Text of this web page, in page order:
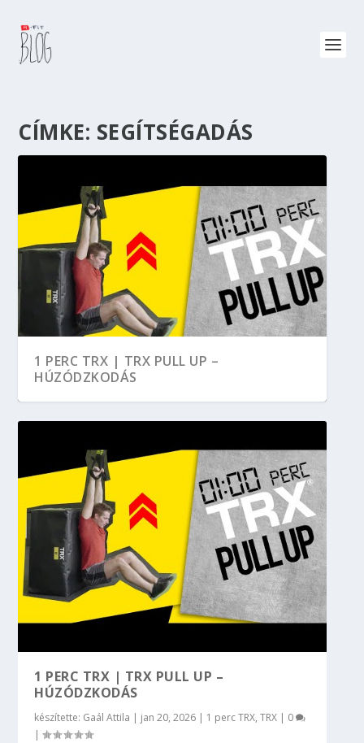
CÍMKE: SEGÍTSÉGADÁS
1 PERC TRX | TRX PULL UP –
HÚZÓDZKODÁS
1 PERC TRX | TRX PULL UP –
HÚZÓDZKODÁS
készítette: Gaál Attila | jan 20, 2026 | 1 perc TRX,TRX | 0
|